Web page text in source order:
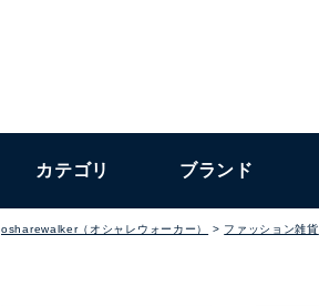
カテゴリ ブランド
osharewalker（オシャレウォーカー） ファッション雑貨